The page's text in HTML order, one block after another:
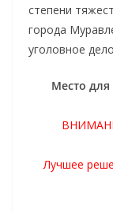
степени
города
уголовное
Место
Лучшее